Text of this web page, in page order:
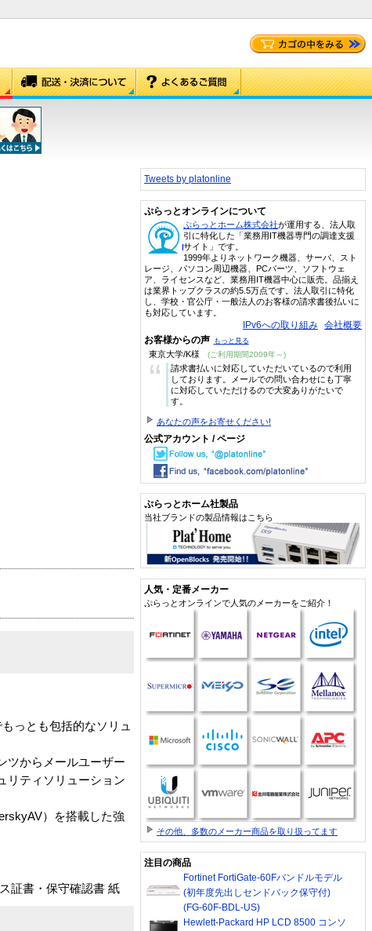
っとも包括的なソリュ
ツからメールユーザー
リティソリューション
）を搭載した強
証書・保守確認書 紙
Tweets by platonline
ぷらっとオンラインについて
ぷらっとホーム株式会社が運用する、法人取
引に特化した「業務用IT機器専門の調達支援
サイト」です。
1999年よりネットワーク機器、サーバ、スト
レージ、パソコン周辺機器、PCパーツ、ソフトウェ
ア、ライセンスなど、業務用IT機器中心に販売。品揃え
は業界トップクラスの約5.5万点です。法人取引に特化
し、学校・官公庁・一般法人のお客様の請求書後払いに
も対応しています。
IPv6への取り組み 会社概要
お客様からの声 もっと見る
東京大学/K様 (ご利用期間2009年～)
“
請求書払いに対応していただいているので利用
しております。メールでの問い合わせにも丁寧
に対応していただけるので大変ありがたいで
す。
あなたの声をお寄せください!
公式アカウント / ページ
ぷらっとホーム社製品
当社ブランドの製品情報はこちら
人気・定番メーカー
ぷらっとオンラインで人気のメーカーをご紹介！
その他、多数のメーカー商品を取り扱ってます
注目の商品
Fortinet FortiGate-60Fバンドルモデル
(初年度先出しセンドバック保守付)
(FG-60F-BDL-US)
Hewlett-Packard HP LCD 8500 コンソ